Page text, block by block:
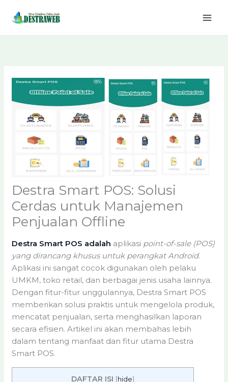
Destra Smart POS: Solusi
Cerdas untuk Manajemen
Penjualan Offline
Destra Smart POS adalah aplikasi point-of-sale (POS)
yang dirancang khusus untuk perangkat Android.
Aplikasi ini sangat cocok digunakan oleh pelaku
UMKM, toko retail, dan berbagai jenis usaha lainnya.
Dengan fitur-fitur unggulannya, Destra Smart POS
memberikan solusi praktis untuk mengelola produk,
mencatat penjualan, serta menghasilkan laporan
secara efisien. Artikel ini akan membahas lebih
dalam tentang manfaat dan fitur utama Destra
Smart POS.
DAFTAR ISI [hide]